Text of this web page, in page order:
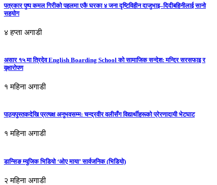
पत्रकार पुष्प कमल गिरीको पहलमा एकै घरका ४ जना दृष्टिविहीन दाजुभाइ–दिदीबहिनीलाई सानो
सहयोग
४ हप्ता अगाडी
असार १५ मा त्रिदेव English Boarding School को सामाजिक सन्देश: मन्दिर सरसफाइ र
वृक्षारोपण
१ महिना अगाडी
पाठ्यपुस्तकदेखि प्रत्यक्ष अनुभवसम्म: चन्द्रवीर वलीसँग विद्यार्थीहरूको प्रेरणादायी भेटघाट
१ महिना अगाडी
डान्सिङ म्युजिक भिडियो ‘ओए माया’ सार्वजनिक (भिडियो)
२ महिना अगाडी